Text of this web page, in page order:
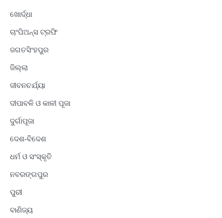
ଖୋର୍ଦ୍ଧା
ଚାଂପିଅନ୍ସ ଟ୍ରଫି
ଜଗତସିଂହପୁର
ଜିଲ୍ଲା
ଜୀବନଚର୍ଯ୍ୟା
ଦୀପାବଳି ଓ କାଳୀ ପୂଜା
ଦୁର୍ଗାପୂଜା
ଦେଶ-ବିଦେଶ
ଧର୍ମ ଓ ସଂସ୍କୃତି
ନବରଙ୍ଗପୁର
ପୁରୀ
ବାଣିଜ୍ୟ